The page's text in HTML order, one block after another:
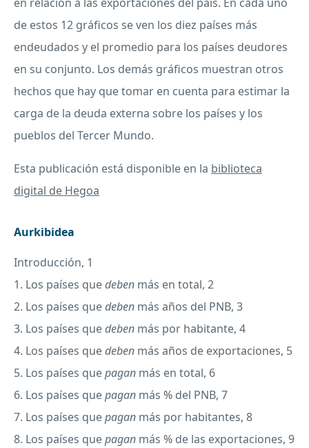
de estos 12 gráficos se ven los diez países más
endeudados y el promedio para los países deudores
en su conjunto. Los demás gráficos muestran otros
hechos que hay que tomar en cuenta para estimar la
carga de la deuda externa sobre los países y los
pueblos del Tercer Mundo.
Esta publicación está disponible en la biblioteca
digital de Hegoa
Aurkibidea
Introducción, 1
1. Los países quedeben más en total, 2
2. Los países quedeben más años del PNB, 3
3. Los países quedeben más por habitante, 4
4. Los países quedeben más años de exportaciones, 5
5. Los países quepagan más en total, 6
6. Los países quepagan más % del PNB, 7
7. Los países quepagan más por habitantes, 8
8. Los países quepagan más % de las exportaciones, 9